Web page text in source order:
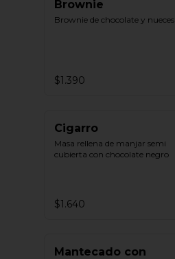
Brownie
Brownie de chocolate y nueces
$1.390
Cigarro
Masa rellena de manjar semi
cubierta con chocolate negro
$1.640
Mantecado con